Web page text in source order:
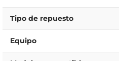
Tipo de repuesto
Equipo